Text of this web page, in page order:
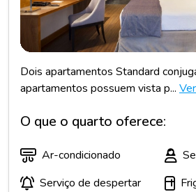
Dois apartamentos Standard
apartamentos possuem vista p...
O que o quarto oferece:
Ar-condicionado
Serviço de despertar